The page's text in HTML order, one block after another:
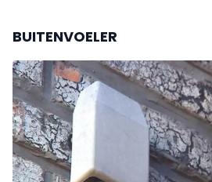
BUITENVOELER